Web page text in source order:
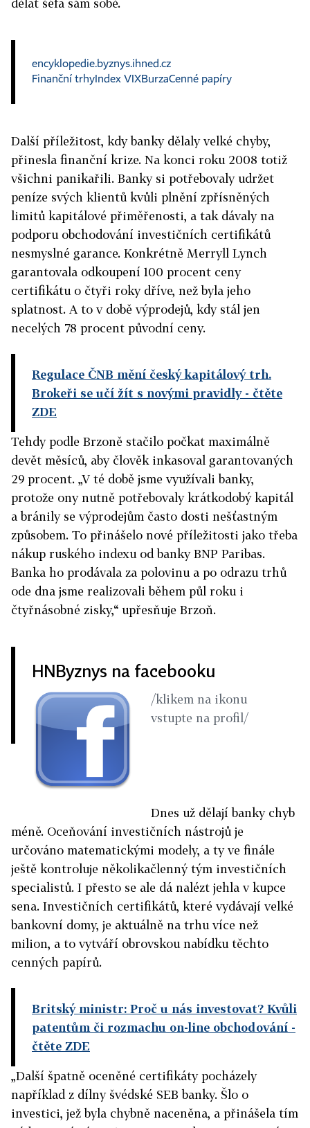
dělat šéfa sám sobě.
encyklopedie.byznys.ihned.cz
Finanční trhy Index VIXBurzaCenné papíry
Další příležitost, kdy banky dělaly velké chyby,
přinesla finanční krize. Na konci roku 2008 totiž
všichni panikařili. Banky si potřebovaly udržet
peníze svých klientů kvůli plnění zpřísněných
limitů kapitálové přiměřenosti, a tak dávaly na
podporu obchodování investičních certifikátů
nesmyslné garance. Konkrétně Merryll Lynch
garantovala odkoupení 100 procent ceny
certifikátu o čtyři roky dříve, než byla jeho
splatnost. A to v době výprodejů, kdy stál jen
necelých 78 procent původní ceny.
Regulace ČNB mění český kapitálový trh.
Brokeři se učí žít s novými pravidly - čtěte
ZDE
Tehdy podle Brzoně stačilo počkat maximálně
devět měsíců, aby člověk inkasoval garantovaných
29 procent. „V té době jsme využívali banky,
protože ony nutně potřebovaly krátkodobý kapitál
a bránily se výprodejům často dosti nešťastným
způsobem. To přinášelo nové příležitosti jako třeba
nákup ruského indexu od banky BNP Paribas.
Banka ho prodávala za polovinu a po odrazu trhů
ode dna jsme realizovali během půl roku i
čtyřnásobné zisky,“ upřesňuje Brzoň.
HNByznys na facebooku
/klikem na ikonu
vstupte na profil/
Dnes už dělají banky chyb
méně. Oceňování investičních nástrojů je
určováno matematickými modely, a ty ve finále
ještě kontroluje několikačlenný tým investičních
specialistů. I přesto se ale dá nalézt jehla v kupce
sena. Investičních certifikátů, které vydávají velké
bankovní domy, je aktuálně na trhu více než
milion, a to vytváří obrovskou nabídku těchto
cenných papírů.
Britský ministr: Proč u nás investovat? Kvůli
patentům či rozmachu on-line obchodování -
čtěte ZDE
„Další špatně oceněné certifikáty pocházely
například z dílny švédské SEB banky. Šlo o
investici, jež byla chybně naceněna, a přinášela tím